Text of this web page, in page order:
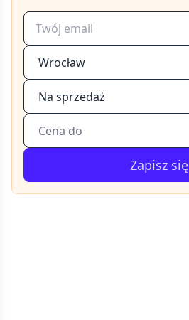
Wrocław
Na sprzedaż
Cena do
Zapisz się